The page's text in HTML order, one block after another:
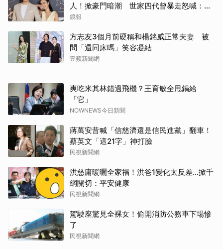
人！掀豪門暗潮 世家四代曾暴走怒喊：我
只是一個年輕人
鏡報
方志友3個月前硬稱和楊銘威正常夫妻 被
問「還同床嗎」笑容凝結
壹蘋新聞網
爽吃米其林錯過飛機？王育敏全甩鍋給
「它」
NOWNEWS今日新聞
蔣萬安昔喊「信慈濟還是信民進黨」翻車！
蔡英文「這21字」神打臉
民視新聞網
洪慈庸暖曬全家福！洪爸1變化太反差…掀千
網關切：平安健康
民視新聞網
駕駛座驚見全裸女！偷開消防公務車下場慘
了
民視新聞網
取消